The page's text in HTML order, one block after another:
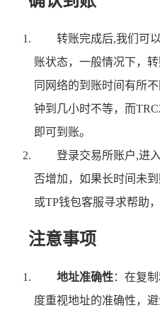
转账完成后,我们可
账状态，一般情况下，
同网络的到账时间有所
钟到几小时不等，而
即可到账。
登录交易所账户,进
否增加，如果长时间未
或TP钱包客服寻求帮助
注意事项
地址准确性：在复
度重视地址的准确性，